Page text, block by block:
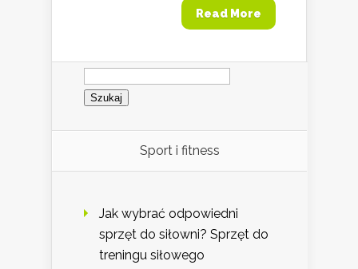
Read More
Szukaj:
Sport i fitness
Jak wybrać odpowiedni
sprzęt do siłowni? Sprzęt do
treningu siłowego